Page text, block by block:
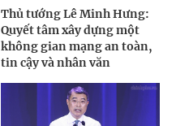
Thủ tướng Lê Minh Hưng:
Quyết tâm xây dựng một
không gian mạng an toàn,
tin cậy và nhân văn